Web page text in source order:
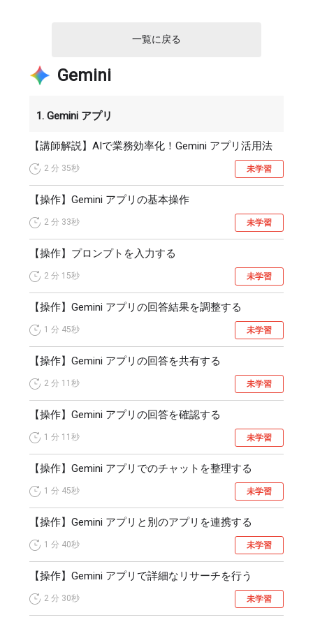
Gemini
1. Gemini アプリ
【講師解説】AIで業務効率化！Gemini アプリ活用法
2 分 35秒 未学習
【操作】Gemini アプリの基本操作
2 分 33秒 未学習
【操作】プロンプトを入力する
2 分 15秒 未学習
【操作】Gemini アプリの回答結果を調整する
1 分 45秒 未学習
【操作】Gemini アプリの回答を共有する
2 分 11秒 未学習
【操作】Gemini アプリの回答を確認する
1 分 11秒 未学習
【操作】Gemini アプリでのチャットを整理する
1 分 45秒 未学習
【操作】Gemini アプリと別のアプリを連携する
1 分 40秒 未学習
【操作】Gemini アプリで詳細なリサーチを行う
2 分 30秒 未学習
回答内容が入力された新しいドキュメントが作成されま
「ドキュメントを開く」をクリックし、作成されたドキュ
メントを確認します。
きます。
最後に、回答をコピーして共有する方法を説明します。
Gemini の回答下部にある「回答をコピー」をクリックする
と、任意の場所に貼り付けて共有できます。
また、入力したプロンプトにカーソルを合わせて「プロン
プトをコピー」をクリックすると、プロンプトのコピーも
回答とプロンプトを合わせて貼り付けることで、質問の意
図や文脈を正確に伝えられます。
この動画では、こちらの内容を紹介しました。
ご視聴ありがとうございました。
一覧に戻る